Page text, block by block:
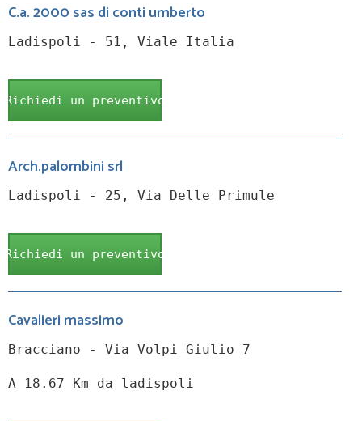
C.a. 2000 sas di conti umberto
Ladispoli - 51, Viale Italia
Richiedi un preventivo
Arch.palombini srl
Ladispoli - 25, Via Delle Primule
Richiedi un preventivo
Cavalieri massimo
Bracciano - Via Volpi Giulio 7
A 18.67 Km da ladispoli